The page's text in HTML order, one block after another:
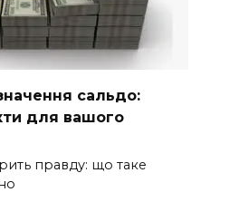
сальдо:
для вашого
правду: що таке